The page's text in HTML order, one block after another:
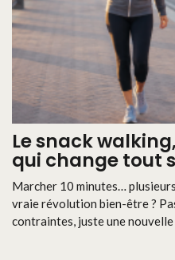
Le snack
qui change tout
Marcher 10 minutes…
vraie révolution bien-être ?
contraintes, juste une